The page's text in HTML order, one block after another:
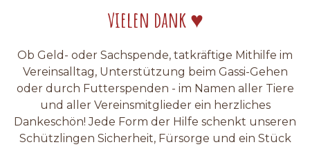
vielen dank ♥
Ob Geld- oder Sachspende, tatkräftige Mithilfe im
Vereinsalltag, Unterstützung beim Gassi-Gehen
oder durch Futterspenden - im Namen aller Tiere
und aller Vereinsmitglieder ein herzliches
Dankeschön! Jede Form der Hilfe schenkt unseren
Schützlingen Sicherheit, Fürsorge und ein Stück